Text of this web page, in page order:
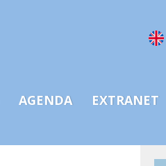
AGENDA EXTRANET